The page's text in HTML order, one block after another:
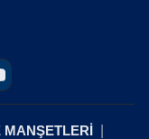
MANŞETLERİ